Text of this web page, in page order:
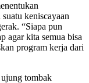
keniscayaan
“Siapa pun
agar kita semua bisa
program kerja dari
tombak